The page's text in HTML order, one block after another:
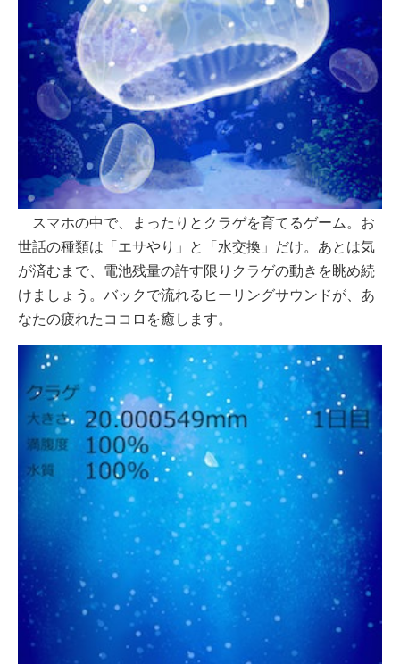
スマホの中で、まったりとクラゲを育てるゲーム。お
世話の種類は「エサやり」と「水交換」だけ。あとは気
が済むまで、電池残量の許す限りクラゲの動きを眺め続
けましょう。バックで流れるヒーリングサウンドが、あ
なたの疲れたココロを癒します。